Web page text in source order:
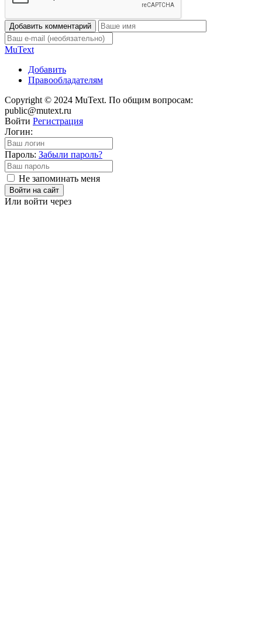
Добавить комментарий
MuText
Добавить
Правообладателям
Copyright © 2024 MuText. По общим вопросам:
public@mutext.ru
Войти Регистрация
Логин:
Пароль: Забыли пароль?
Не запоминать меня
Войти на сайт
Или войти через